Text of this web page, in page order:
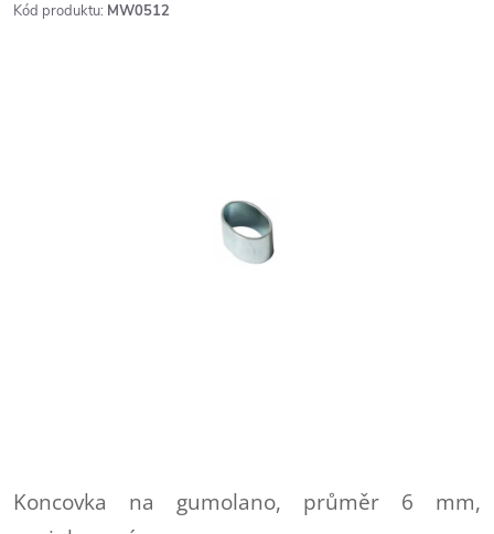
Kód produktu: MW0512
Koncovka na gumolano, průměr 6 mm,